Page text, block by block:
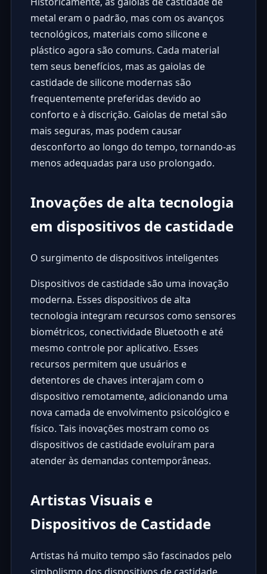
metal eram o padrão, mas com os avanços
tecnológicos, materiais como silicone e
plástico agora são comuns. Cada material
tem seus benefícios, mas as gaiolas de
castidade de silicone modernas são
frequentemente preferidas devido ao
conforto e à discrição. Gaiolas de metal são
mais seguras, mas podem causar
desconforto ao longo do tempo, tornando-as
menos adequadas para uso prolongado.
Inovações de alta tecnologia
em dispositivos de castidade
O surgimento de dispositivos inteligentes
Dispositivos de castidade são uma inovação
moderna. Esses dispositivos de alta
tecnologia integram recursos como sensores
biométricos, conectividade Bluetooth e até
mesmo controle por aplicativo. Esses
recursos permitem que usuários e
detentores de chaves interajam com o
dispositivo remotamente, adicionando uma
nova camada de envolvimento psicológico e
físico. Tais inovações mostram como os
dispositivos de castidade evoluíram para
atender às demandas contemporâneas.
Artistas Visuais e
Dispositivos de Castidade
Artistas há muito tempo são fascinados pelo